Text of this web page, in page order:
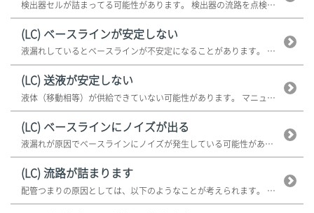
検出器セルが詰まってる可能性があります。 検出器の流路を点検してくだ...
(LC) ベースラインが安定しない
液漏れしているとベースラインが不安定になることがあります。 液漏れ部...
(LC) 送液が安定しない
液体（移動相等）が供給できていない可能性があります。 マニュアルパー...
(LC) ベースラインにノイズが出る
液漏れが原因でベースラインにノイズが発生している可能性があります。液漏れ部...
(LC) 流路が詰まります
配管つまりの原因としては、以下のようなことが考えられます。 ・移動相...